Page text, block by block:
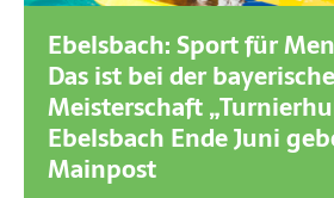
Ebelsbach: Sport für
Das ist bei der
Meisterschaft
Ebelsbach Ende Juni
Mainpost